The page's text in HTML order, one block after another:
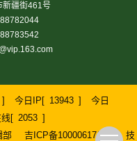
新疆街461号
] 今日IP[ 13943 ]
今日
线[ 2053 ]
部
吉ICP备10000617号-1 技